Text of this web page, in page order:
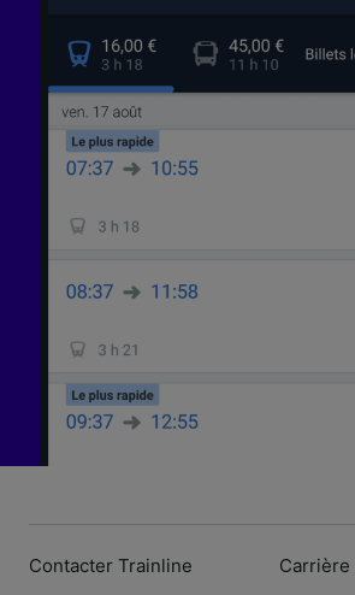
Contacter Trainline Carrière